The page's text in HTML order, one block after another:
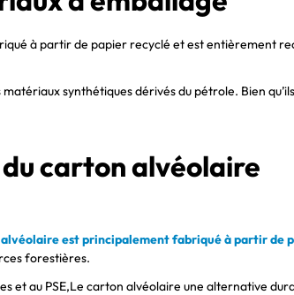
à partir de papier recyclé et est entièrement
matériaux synthétiques dérivés du pétrole. Bien
carton alvéolaire
est principalement fabriqué à partir de
forestières.
et au PSE,Le carton alvéolaire une alternative